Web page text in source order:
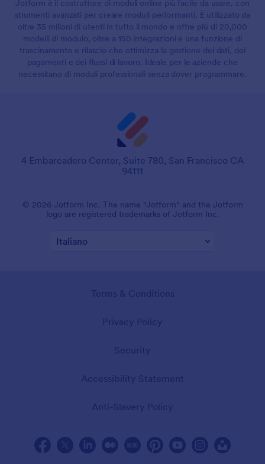
Jotform è il costruttore di moduli online più facile da usare, con
strumenti avanzati per creare moduli performanti. È utilizzato da
oltre 35 milioni di utenti in tutto il mondo e offre più di 20,000
modelli di modulo, oltre a 150 integrazioni e una funzione di
trascinamento e rilascio che ottimizza la gestione dei dati, dei
pagamenti e dei flussi di lavoro. Ideale per le aziende che
necessitano di moduli professionali senza dover programmare.
4 Embarcadero Center, Suite 780, San Francisco CA
94111
© 2026 Jotform Inc. Il nome "Jotform" e il logo Jotform sono
marchi registrati di Jotform Inc.
Termini e Condizioni
Privacy
Sicurezza
Dichiarazione di Accessibilità
Politica anti-schiavitù